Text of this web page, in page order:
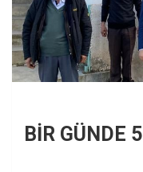
BİR GÜNDE